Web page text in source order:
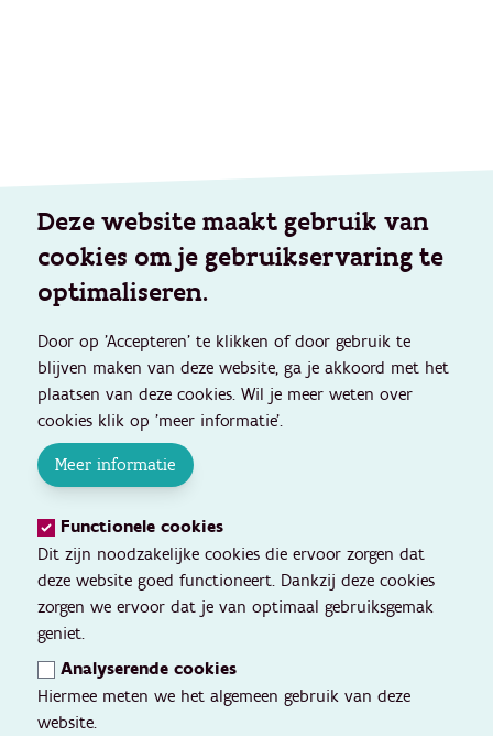
Deze website maakt gebruik van
cookies om je gebruikservaring te
optimaliseren.
Door op 'Accepteren' te klikken of door gebruik te
blijven maken van deze website, ga je akkoord met het
plaatsen van deze cookies. Wil je meer weten over
cookies klik op 'meer informatie'.
Meer informatie
Functionele cookies
Dit zijn noodzakelijke cookies die ervoor zorgen dat
deze website goed functioneert. Dankzij deze cookies
zorgen we ervoor dat je van optimaal gebruiksgemak
geniet.
Analyserende cookies
Hiermee meten we het algemeen gebruik van deze
website.